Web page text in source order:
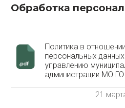
Бюджет города
Версия для
Обработка
Политика в
персональных
управлению
администрации МО
21